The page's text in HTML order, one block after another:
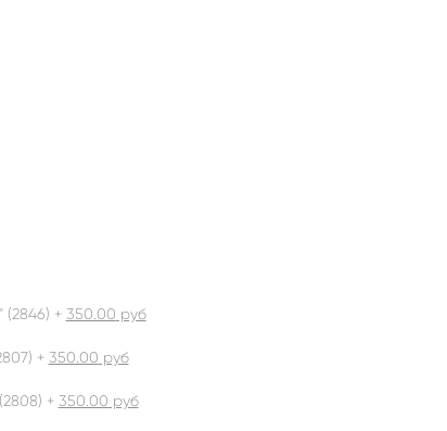
+ 350.00 руб
+ 350.00 руб
+ 350.00 руб